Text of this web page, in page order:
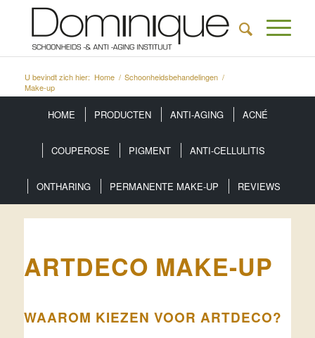
U bevindt zich hier: Home / Schoonheidsbehandelingen /
Make-up
HOME PRODUCTEN ANTI-AGING ACNÉ
COUPEROSE PIGMENT ANTI-CELLULITIS
ONTHARING PERMANENTE MAKE-UP REVIEWS
ARTDECO MAKE-UP
WAAROM KIEZEN VOOR ARTDECO?